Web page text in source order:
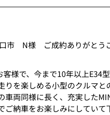
N様 ご成約ありがとうご
様で、今まで10年以上E34
を楽しめる小型のクルマと
両同様に長く、充実した
ご納車をお楽しみにしてい